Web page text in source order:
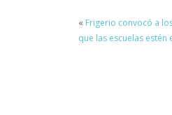
« Frigerio convocó a
que las escuelas